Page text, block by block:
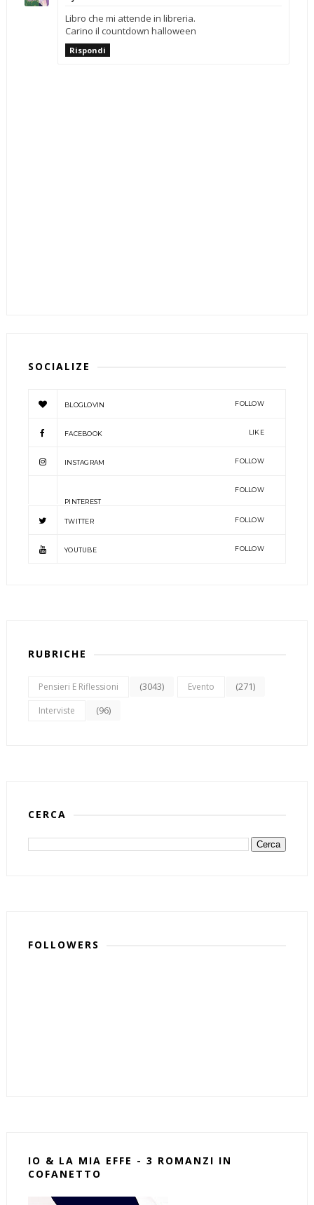
Libro che mi attende in libreria.
Carino il countdown halloween
Rispondi
SOCIALIZE
BLOGLOVIN FOLLOW
FACEBOOK LIKE
INSTAGRAM FOLLOW
PINTEREST
FOLLOW
TWITTER FOLLOW
YOUTUBE FOLLOW
RUBRICHE
Pensieri E Riflessioni (3043) Evento (271)
Interviste (96)
CERCA
FOLLOWERS
IO & LA MIA EFFE - 3 ROMANZI IN
COFANETTO